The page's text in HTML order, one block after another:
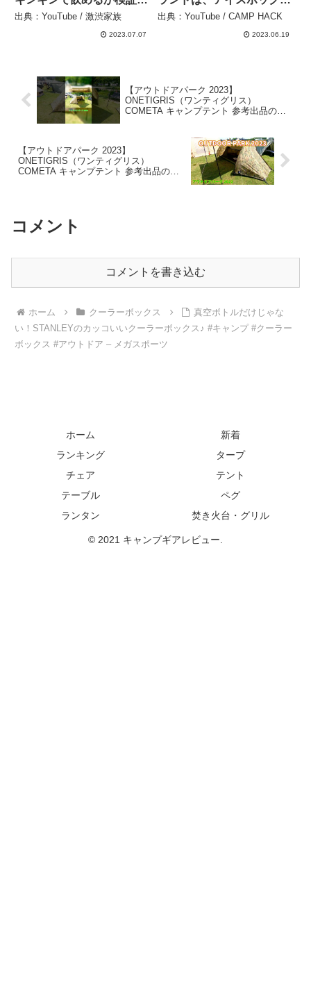
てみた – 激渋家族
出典：YouTube / 激渋家族
2023.07.07
からなにが変わった？サウ
出典：YouTube / CAMP HACK
2023.06.19
【アウトドアパーク 2023】
ONETIGRIS（ワンティグリス）
COMETA キャンプテント 参考出品の紹
【アウトドアパーク 2023】
ONETIGRIS（ワンティグリス）
COMETA キャンプテント 参考出品の紹
コメント
コメントを書き込む
ホーム クーラーボックス
真空ボトルだけじゃな
い！STANLEYのカッコいいクーラーボックス♪ #キャンプ #クーラー
ボックス #アウトドア – メガスポーツ
ホーム
新着
ランキング
タープ
チェア
テント
テーブル
ペグ
ランタン
焚き火台・グリル
© 2021 キャンプギアレビュー.